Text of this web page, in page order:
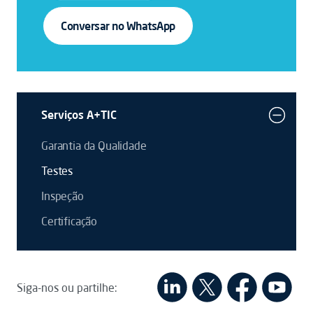
Conversar no WhatsApp
Serviços A+TIC
Garantia da Qualidade
Testes
Inspeção
Certificação
Siga-nos ou partilhe: